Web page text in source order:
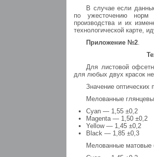
В случае если
по ужесточению норм
производства и их
технологической карте,
Приложение №2.
Для листовой
для любых двух красок
Значение оптических
Мелованные
Cyan — 1,55 ±0,2
Magenta — 1,50 ±0,2
Yellow — 1,45 ±0,2
Black — 1,85 ±0,3
Мелованные матовые